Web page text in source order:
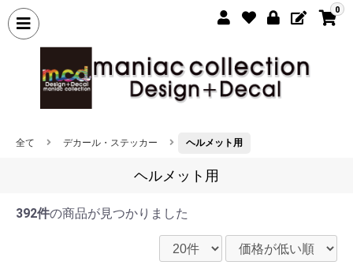
0
全て デカール・ステッカー ヘルメット用
ヘルメット用
392件の商品が見つかりました